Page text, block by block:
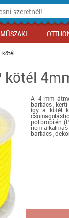
akciók
MŰSZAKI
parkolás
ital
kötél
kötél
A 4 mm
barkács-,
így a kötél
polipropilén
nem alkalmas
barkács-,